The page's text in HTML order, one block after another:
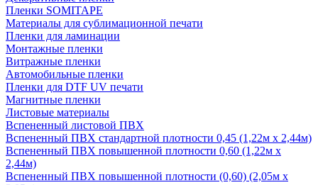
Пленки SOMITAPE
Материалы для сублимационной печати
Пленки для ламинации
Монтажные пленки
Витражные пленки
Автомобильные пленки
Пленки для DTF UV печати
Магнитные пленки
Листовые материалы
Вспененный листовой ПВХ
Вспененный ПВХ стандартной плотности 0,45 (1,22м х 2,44м)
Вспененный ПВХ повышенной плотности 0,60 (1,22м х
2,44м)
Вспененный ПВХ повышенной плотности (0,60) (2,05м х